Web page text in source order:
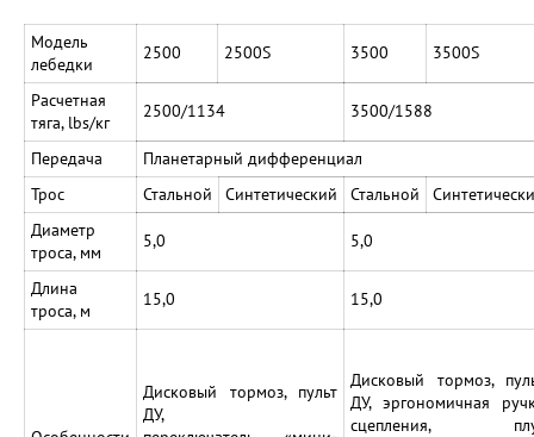
Модель
лебедки
2500 2500S 3500 3500S
Расчетная
тяга, lbs/кг
2500/1134 3500/1588
Передача
Планетарный дифференциал
Трос
Стальной Синтетический Стальной
Диаметр
троса, мм
5,0 5,0
Длина
троса, м
15,0 15,0
Дисковый тормоз, пульт
ДУ,
Дисковый тормоз,
ДУ, эргономичная
сцепления,